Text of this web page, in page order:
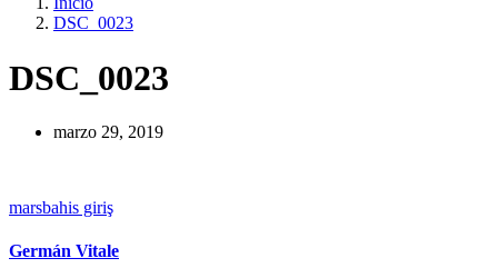
DSC_0023
DSC_0023
marzo 29, 2019
marsbahis giriş
Germán Vitale